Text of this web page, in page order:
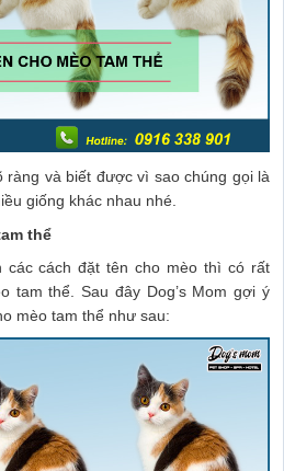
ràng và biết được vì sao chúng gọi là
giống khác nhau nhé.
thể
cách đặt tên cho mèo thì có rất
tam thể. Sau đây Dog’s Mom gợi ý
mèo tam thể như sau: